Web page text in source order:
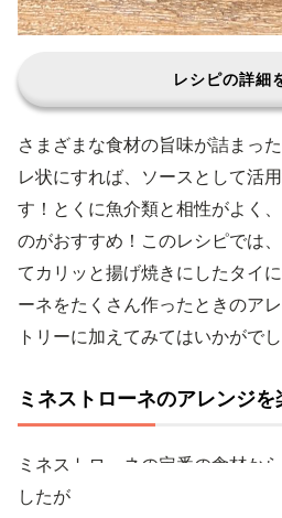
レシピの詳細
さまざまな食材の旨味が詰まっ
レ状にすれば、ソースとして活
す！とくに魚介類と相性がよく
のがおすすめ！このレシピでは
てカリッと揚げ焼きにしたタイ
ーネをたくさん作ったときのア
トリーに加えてみてはいかがでし
ミネストローネのアレンジを
ミネストローネの定番の食材か
したが、いかがでしたか？ミネ